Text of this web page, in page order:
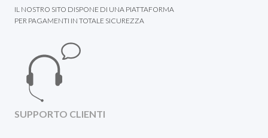
IL NOSTRO SITO DISPONE DI UNA PIATTAFORMA
PER PAGAMENTI IN TOTALE SICUREZZA
SUPPORTO CLIENTI